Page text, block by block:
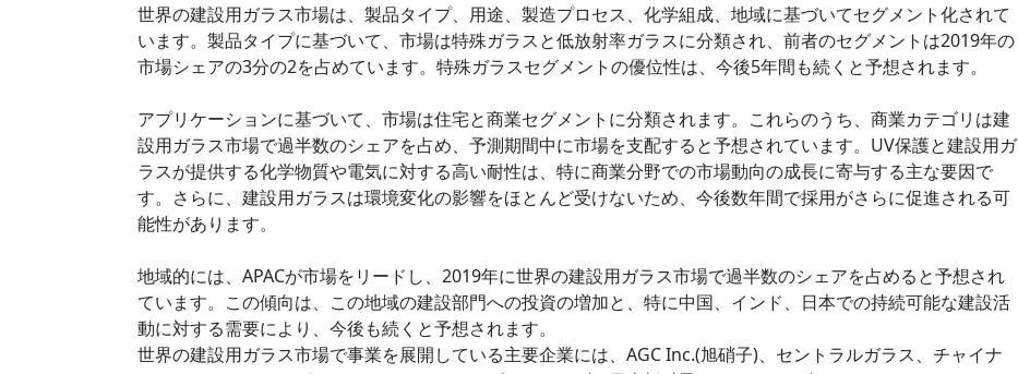
世界の建設用ガラス市場は、製品タイプ、用途、製造プロセス、化学組成、地域に基づいてセグメント化されて
います。製品タイプに基づいて、市場は特殊ガラスと低放射率ガラスに分類され、前者のセグメントは2019年の
市場シェアの3分の2を占めています。特殊ガラスセグメントの優位性は、今後5年間も続くと予想されます。
アプリケーションに基づいて、市場は住宅と商業セグメントに分類されます。これらのうち、商業カテゴリは建
設用ガラス市場で過半数のシェアを占め、予測期間中に市場を支配すると予想されています。UV保護と建設用ガ
ラスが提供する化学物質や電気に対する高い耐性は、特に商業分野での市場動向の成長に寄与する主な要因で
す。さらに、建設用ガラスは環境変化の影響をほとんど受けないため、今後数年間で採用がさらに促進される可
能性があります。
地域的には、APACが市場をリードし、2019年に世界の建設用ガラス市場で過半数のシェアを占めると予想され
ています。この傾向は、この地域の建設部門への投資の増加と、特に中国、インド、日本での持続可能な建設活
動に対する需要により、今後も続くと予想されます。
世界の建設用ガラス市場で事業を展開している主要企業には、AGC Inc.(旭硝子)、セントラルガラス、チャイナ